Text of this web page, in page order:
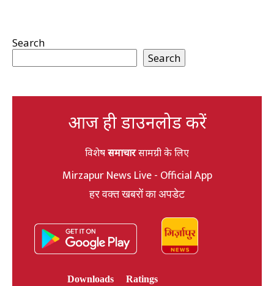
Search
Search
आज ही डाउनलोड करें
विशेषसमाचारसामग्री के लिए
Mirzapur News Live - Official App
हर वक्त खबरों का अपडेट
Downloads
Ratings